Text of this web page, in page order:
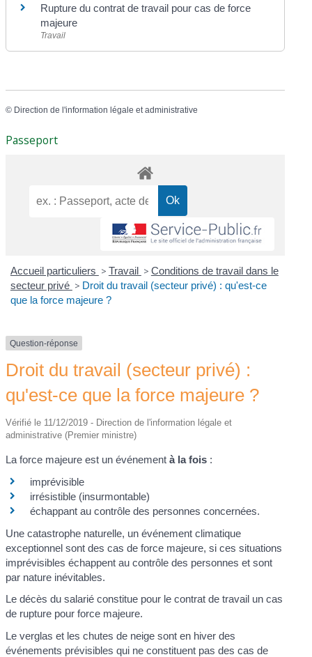
Rupture du contrat de travail pour cas de force
majeure
Travail
© Direction de l'information légale et administrative
Passeport
Accueil particuliers > Travail > Conditions de travail dans le
secteur privé > Droit du travail (secteur privé) : qu'est-ce
que la force majeure ?
Question-réponse
Droit du travail (secteur privé) :
qu'est-ce que la force majeure ?
Vérifié le 11/12/2019 - Direction de l'information légale et
administrative (Premier ministre)
La force majeure est un événementà la fois :
imprévisible
irrésistible (insurmontable)
échappant au contrôle des personnes concernées.
Une catastrophe naturelle, un événement climatique
exceptionnel sont des cas de force majeure, si ces situations
imprévisibles échappent au contrôle des personnes et sont
par nature inévitables.
Le décès du salarié constitue pour le contrat de travail un cas
de rupture pour force majeure.
Le verglas et les chutes de neige sont en hiver des
événements prévisibles qui ne constituent pas des cas de